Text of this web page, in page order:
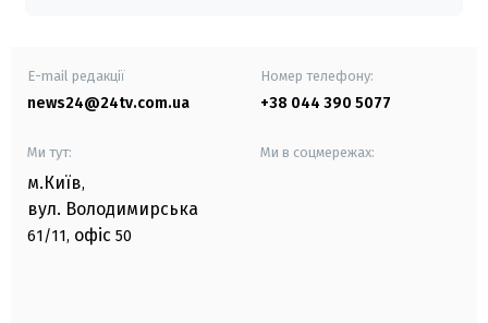
E-mail редакції
news24@24tv.com.ua
Номер телефону:
+38 044 390 5077
Ми тут:
м.Київ,
вул. Володимирська
61/11, офіс 50
Ми в соцмережах: